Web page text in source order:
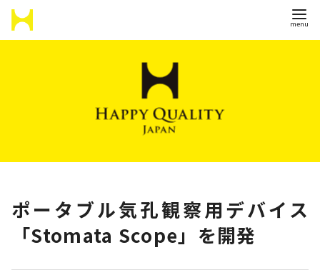
移
ポータブル気孔観察用デバイス
「Stomata Scope」を開発